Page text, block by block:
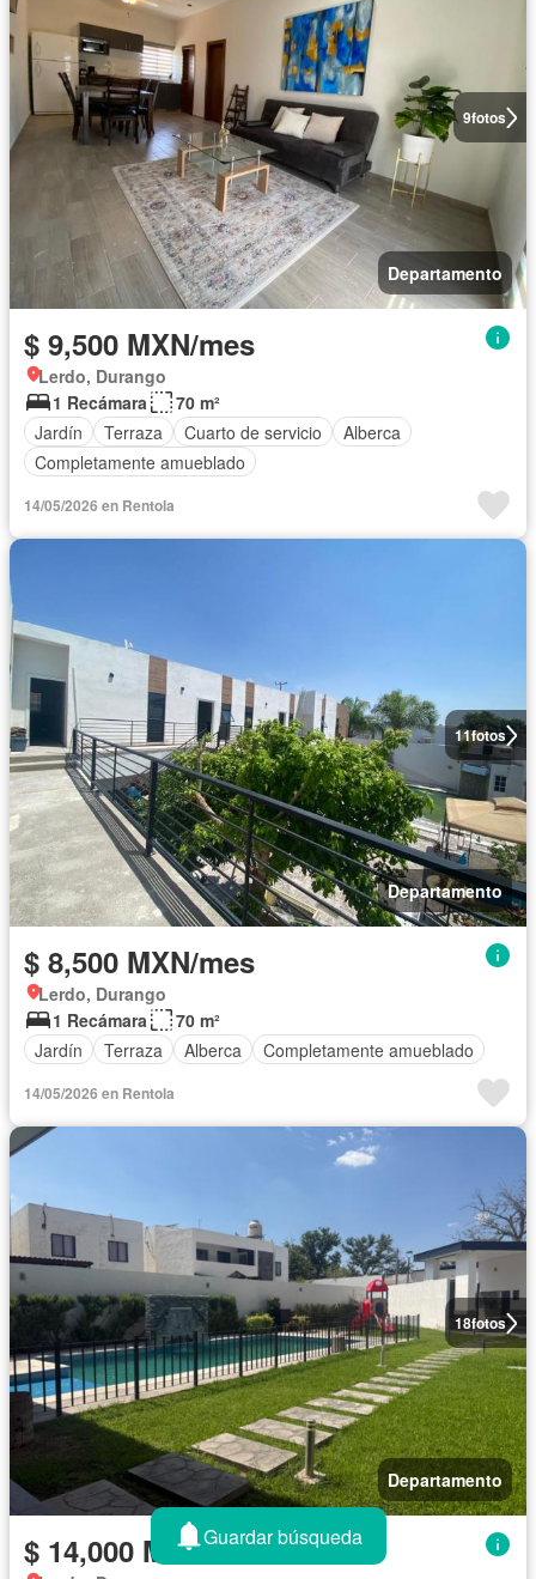
9fotos
Departamento
$ 9,500 MXN/mes
Lerdo, Durango
1 Recámara
70 m²
Jardín
Terraza Cuarto de servicio
Alberca
Completamente amueblado
14/05/2026 en Rentola
11fotos
Departamento
$ 8,500 MXN/mes
Lerdo, Durango
1 Recámara
70 m²
Jardín
Terraza Alberca Completamente amueblado
14/05/2026 en Rentola
18fotos
Departamento
$ 14,000 MXN/mesGuardar búsqueda